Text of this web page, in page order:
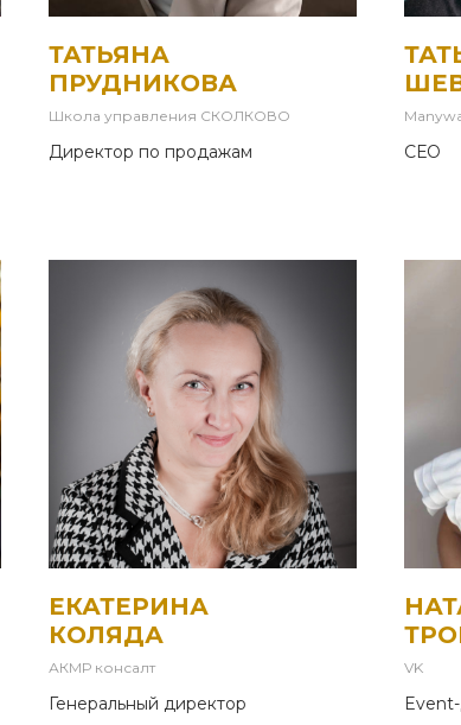
ТАТЬЯНА
ПРУДНИКОВА
Школа управления СКОЛКОВО
Директор по продажам СЕО
ЕКАТЕРИНА
КОЛЯДА
АКМР консалт
Генеральный директор
VK